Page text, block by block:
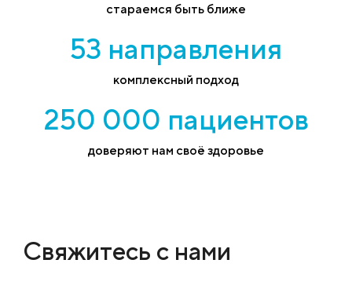
стараемся быть ближе
53 направления
комплексный подход
250 000 пациентов
доверяют нам своё здоровье
Свяжитесь с нами